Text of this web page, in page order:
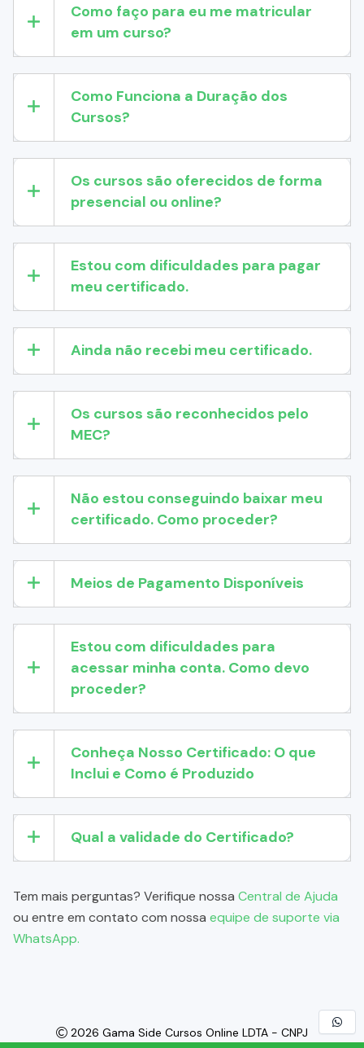
Como faço para eu me matricular
em um curso?
Como Funciona a Duração dos
Cursos?
Os cursos são oferecidos de forma
presencial ou online?
Estou com dificuldades para pagar
meu certificado.
Ainda não recebi meu certificado.
Os cursos são reconhecidos pelo
MEC?
Não estou conseguindo baixar meu
certificado. Como proceder?
Meios de Pagamento Disponíveis
Estou com dificuldades para
acessar minha conta. Como devo
proceder?
Conheça Nosso Certificado: O que
Inclui e Como é Produzido
Qual a validade do Certificado?
Tem mais perguntas? Verifique nossa Central de Ajuda
ou entre em contato com nossa equipe de suporte via
WhatsApp.
2026 Gama Side Cursos Online LDTA - CNPJ